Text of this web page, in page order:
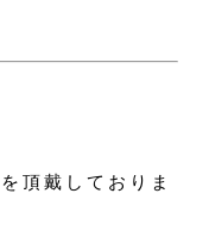
頂戴しておりま